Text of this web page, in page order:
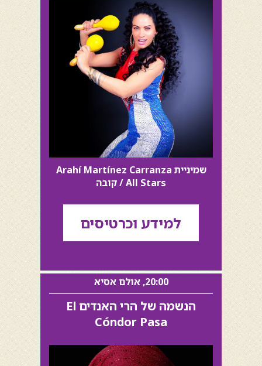
שמיניית Arahí Martínez Carranza
All Stars / קובה
למידע וכרטיסים
20:00, אולם אסיא
הנשמה של הרי האנדים El
Cóndor Pasa